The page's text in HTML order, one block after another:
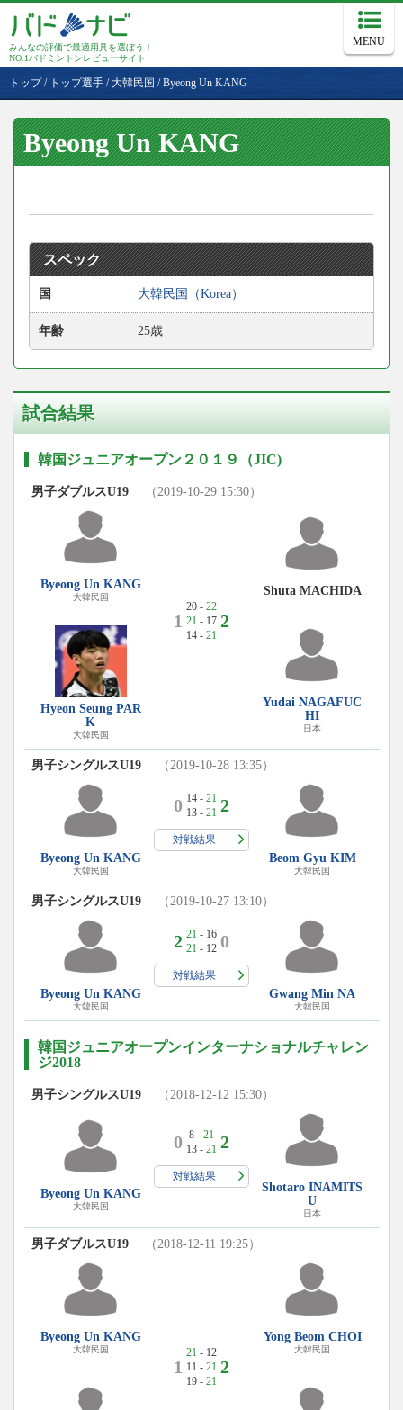
みんなの評価で最適用具を選ぼう！
NO.1バドミントンレビューサイト
MENU
トップ/ トップ選手 /大韓民国 /Byeong Un KANG
Byeong Un KANG
スペック
国 大韓民国（Korea）
年齢 25歳
試合結果
韓国ジュニアオープン２０１９（JIC)
男子ダブルスU19 （2019-10-29 15:30）
Byeong Un KANG
大韓民国
Hyeon Seung PAR
K
大韓民国
1
20 - 22
21 - 17
14 - 21
2
Shuta MACHIDA
Yudai NAGAFUC
HI
日本
男子シングルスU19 （2019-10-28 13:35）
Byeong Un KANG
大韓民国
0 14 - 21
13 - 21 2
対戦結果
Beom Gyu KIM
大韓民国
男子シングルスU19 （2019-10-27 13:10）
Byeong Un KANG
大韓民国
2 21 - 16
21 - 12 0
対戦結果
Gwang Min NA
大韓民国
韓国ジュニアオープンインターナショナルチャレン
ジ2018
男子シングルスU19 （2018-12-12 15:30）
Byeong Un KANG
大韓民国
0 8 - 21
13 - 21 2
対戦結果
Shotaro INAMITS
U
日本
男子ダブルスU19 （2018-12-11 19:25）
Byeong Un KANG
大韓民国
1
21 - 12
11 - 21
19 - 21
2
Yong Beom CHOI
大韓民国